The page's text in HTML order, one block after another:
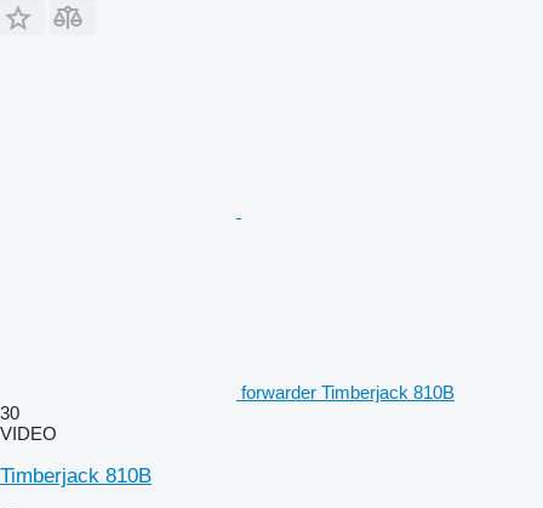
forwarder Timberjack 810B
30
VIDEO
Timberjack 810B